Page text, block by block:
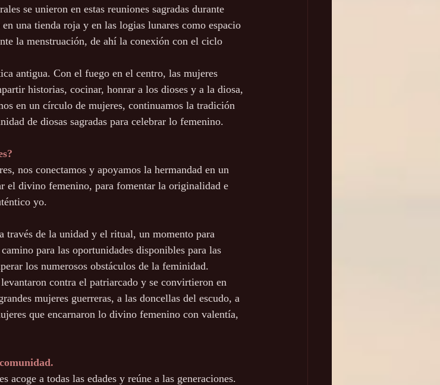
se unieron en estas reuniones sagradas durante
una tienda roja y en las logias lunares como espacio
la menstruación, de ahí la conexión con el ciclo
antigua. Con el fuego en el centro, las mujeres
historias, cocinar, honrar a los dioses y a la diosa,
en un círculo de mujeres, continuamos la tradición
de diosas sagradas para celebrar lo femenino.
nos conectamos y apoyamos la hermandad en un
el divino femenino, para fomentar la originalidad e
yo.
través de la unidad y el ritual, un momento para
para las oportunidades disponibles para las
los numerosos obstáculos de la feminidad.
contra el patriarcado y se convirtieron en
mujeres guerreras, a las doncellas del escudo, a
que encarnaron lo divino femenino con valentía,
a todas las edades y reúne a las generaciones.